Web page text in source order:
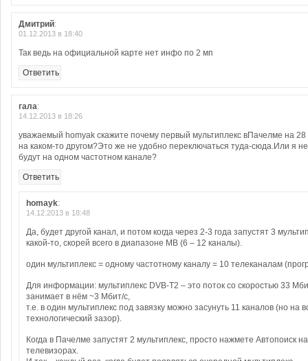
Дмитрий:
01.12.2013 в 18:40
Так ведь на официальной карте нет инфо по 2 мп
Ответить
гала:
14.12.2013 в 18:26
уважаемый homyak скажите почему первый мультиплекс вПачелме на 28
на каком-то другом?Это же не удобно переключаться туда-сюда.Или я
будут на одном частотном канале?
Ответить
homayk:
14.12.2013 в 18:48
Да, будет другой канал, и потом когда через 2-3 года запустят 3
какой-то, скорей всего в диапазоне МВ (6 – 12 каналы).
один мультиплекс = одному частотному каналу = 10 телеканалам
Для информации: мультиплекс DVB-T2 – это поток со скоростью 33
занимает в нём ~3 Мбит/с,
т.е. в один мультиплекс под завязку можно засунуть 11 каналов (но на
технологический зазор).
Когда в Пачелме запустят 2 мультиплекс, просто нажмете Автопоиск
телевизорах.